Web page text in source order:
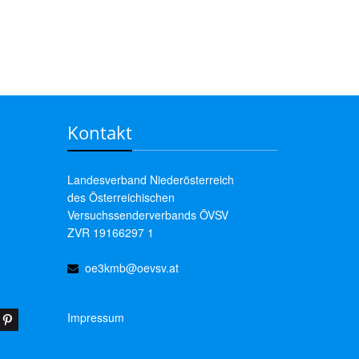
Kontakt
Landesverband Niederösterreich
des Österreichischen
Versuchssenderverbands ÖVSV
ZVR 19166297 1
oe3kmb@oevsv.at
Impressum